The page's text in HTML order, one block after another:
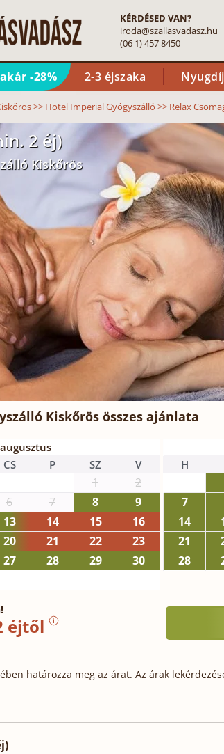
KÉRDÉSED VAN?
iroda@szallasvadasz.hu
(06 1) 457 8450
-28% 2-3 éjszaka
>> Hotel Imperial Gyógyszálló >> Relax
2 éj)
Kiskőrös
Kiskőrös összes ajánlata
CS P SZ V
1
2
6 7 8
9
13 14 15
16
20 21 22
23
27 28 29
30
H
7
14
21
28
éjtől
határozza meg az árat. Az árak